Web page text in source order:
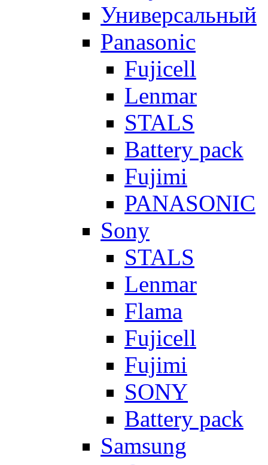
Универсальный
Panasonic
Fujicell
Lenmar
STALS
Battery pack
Fujimi
PANASONIC
Sony
STALS
Lenmar
Flama
Fujicell
Fujimi
SONY
Battery pack
Samsung